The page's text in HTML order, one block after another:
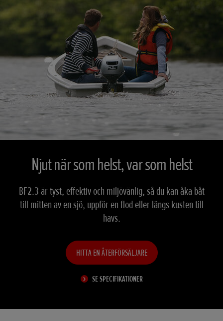
Njut när som helst, var som helst
BF2.3 är tyst, effektiv och miljövänlig, så du kan åka båt
till mitten av en sjö, uppför en flod eller längs kusten till
havs.
HITTA EN ÅTERFÖRSÄLJARE
SE SPECIFIKATIONER